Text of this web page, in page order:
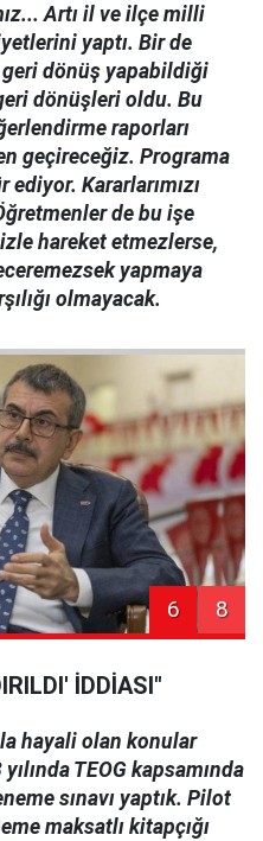
Artı il ve ilçe milli
yaptı. Bir de
geri dönüş yapabildiği
dönüşleri oldu. Bu
raporları
geçireceğiz. Programa
Kararlarımızı
de bu işe
hareket etmezlerse,
yapmaya
olmayacak.
6 8
İDDİASI"
hayali olan konular
TEOG kapsamında
sınavı yaptık. Pilot
maksatlı kitapçığı